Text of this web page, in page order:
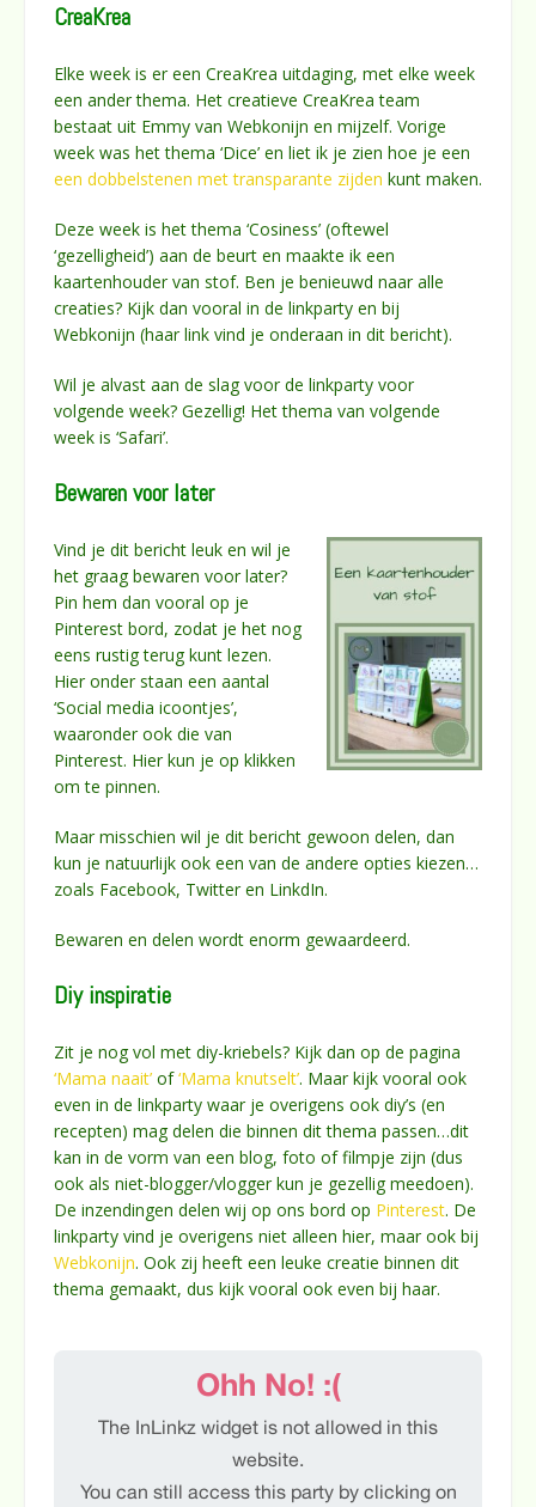
CreaKrea
Elke week is er een CreaKrea uitdaging, met elke week
een ander thema. Het creatieve CreaKrea team
bestaat uit Emmy van Webkonijn en mijzelf. Vorige
week was het thema ‘Dice’ en liet ik je zien hoe je een
een dobbelstenen met transparante zijden kunt maken.
Deze week is het thema ‘Cosiness’ (oftewel
‘gezelligheid’) aan de beurt en maakte ik een
kaartenhouder van stof. Ben je benieuwd naar alle
creaties? Kijk dan vooral in de linkparty en bij
Webkonijn (haar link vind je onderaan in dit bericht).
Wil je alvast aan de slag voor de linkparty voor
volgende week? Gezellig! Het thema van volgende
week is ‘Safari’.
Bewaren voor later
Vind je dit bericht leuk en wil je
het graag bewaren voor later?
Pin hem dan vooral op je
Pinterest bord, zodat je het nog
eens rustig terug kunt lezen.
Hier onder staan een aantal
‘Social media icoontjes’,
waaronder ook die van
Pinterest. Hier kun je op klikken
om te pinnen.
Maar misschien wil je dit bericht gewoon delen, dan
kun je natuurlijk ook een van de andere opties kiezen…
zoals Facebook, Twitter en LinkdIn.
Bewaren en delen wordt enorm gewaardeerd.
Diy inspiratie
Zit je nog vol met diy-kriebels? Kijk dan op de pagina
‘Mama naait’ of‘Mama knutselt’. Maar kijk vooral ook
even in de linkparty waar je overigens ook diy’s (en
recepten) mag delen die binnen dit thema passen…dit
kan in de vorm van een blog, foto of filmpje zijn (dus
ook als niet-blogger/vlogger kun je gezellig meedoen).
De inzendingen delen wij op ons bord op Pinterest. De
linkparty vind je overigens niet alleen hier, maar ook bij
Webkonijn. Ook zij heeft een leuke creatie binnen dit
thema gemaakt, dus kijk vooral ook even bij haar.